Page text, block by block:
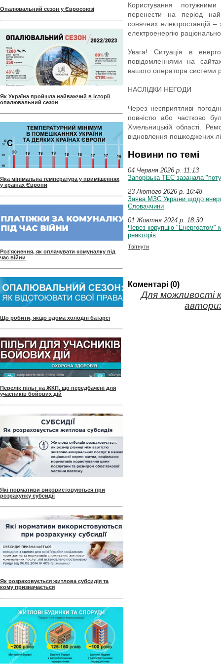
Опалювальний сезон у Євросоюзі
Як Україна пройшла найважчий в історії
опалювальний сезон
Яка мінімальна температура у приміщеннях
у країнах Європи
Роз'яснення, як оплачувати комуналку під
час війни
Що робити, якщо вдома холодні батареї
Перелік пільг на ЖКП, що передбачені для
учасників бойових дій
Які нормативи використовуються при
розрахунку субсидії
Як розраховується житлова субсидія та
кому призначається
Користування
перенести на період
сонячних електростанцій
електроенергію
Увага! Ситуація в
повідомленнями на
вашого оператора системи
НАСЛІДКИ НЕГОДИ
Через несприятливі
повністю або частково
Хмельницькій області.
відновлення пошкоджених
Новини по темі
04 Червня 2026 p. 11:13
Запорізька ТЕС зазанала
23 Лютого 2026 p. 10:48
Заява МЗС України щодо
Словаччини
01 Жовтня 2024 p. 18:30
Через корупцію "Енергоатом"
реакторів
Твітнути
Коментарі (0)
Для можливості